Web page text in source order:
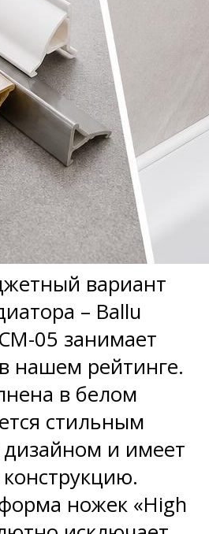
вариант
– Ballu
05 занимает
нашем рейтинге.
в белом
стильным
и имеет
ножек «High